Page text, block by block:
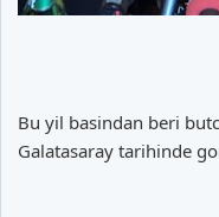
Bu yil basindan beri
Galatasaray tarihinde